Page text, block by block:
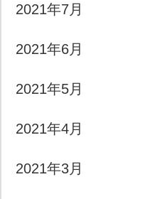
2021年7月
2021年6月
2021年5月
2021年4月
2021年3月